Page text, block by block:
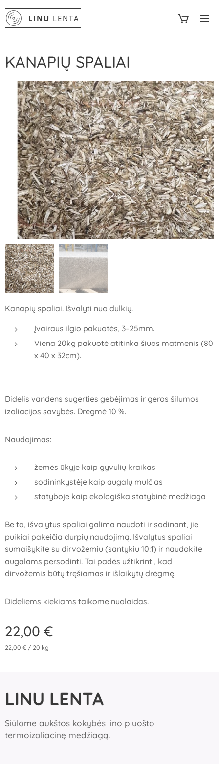
LINU LENTA
KANAPIŲ SPALIAI
Kanapių spaliai. Išvalyti nuo dulkių.
Įvairaus ilgio pakuotės, 3–25mm.
Viena 20kg pakuotė atitinka šiuos matmenis (80
x 40 x 32cm).
Didelis vandens sugerties gebėjimas ir geros šilumos
izoliacijos savybės. Drėgmė 10 %.
Naudojimas:
žemės ūkyje kaip gyvulių kraikas
sodininkystėje kaip augalų mulčias
statyboje kaip ekologiška statybinė medžiaga
Be to, išvalytus spaliai galima naudoti ir sodinant, jie
puikiai pakeičia durpių naudojimą. Išvalytus spaliai
sumaišykite su dirvožemiu (santykiu 10:1) ir naudokite
augalams persodinti. Tai padės užtikrinti, kad
dirvožemis būtų tręšiamas ir išlaikytų drėgmę.
Dideliems kiekiams taikome nuolaidas.
22,00 €
22,00 € / 20 kg
LINU LENTA
Siūlome aukštos kokybės lino pluošto
termoizoliacinę medžiagą.